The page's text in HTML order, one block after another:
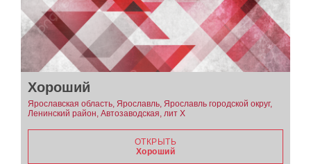
Хороший
Ярославская область, Ярославль, Ярославль городской округ,
Ленинский район, Автозаводская, лит Х
ОТКРЫТЬ
Хороший